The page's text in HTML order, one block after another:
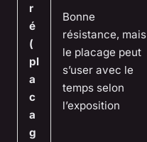
r
é
(
pl
a
c
a
g
Bonne
résistance, mais
le placage peut
s’user avec le
temps selon
l’exposition